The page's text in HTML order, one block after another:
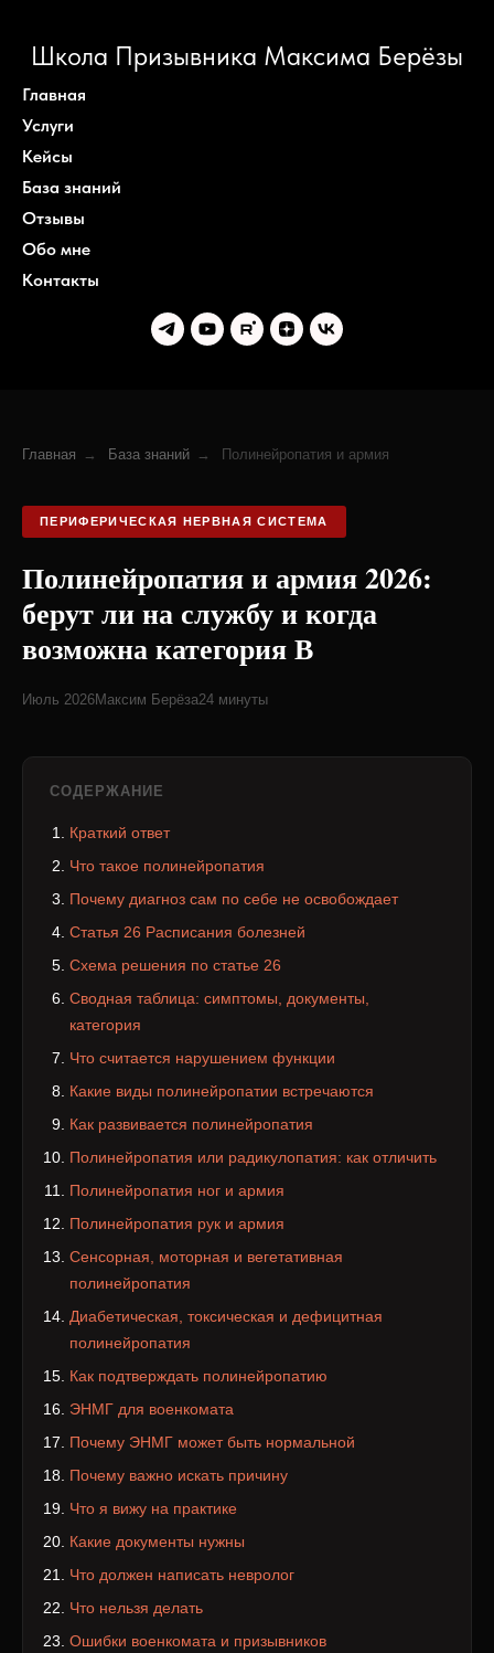
Школа Призывника Максима Берёзы
Главная
Услуги
Кейсы
База знаний
Отзывы
Обо мне
Контакты
Главная → База знаний → Полинейропатия и армия
ПЕРИФЕРИЧЕСКАЯ НЕРВНАЯ СИСТЕМА
Полинейропатия и армия 2026:
берут ли на службу и когда
возможна категория В
Июль 2026Максим Берёза24 минуты
СОДЕРЖАНИЕ
Краткий ответ
Что такое полинейропатия
Почему диагноз сам по себе не освобождает
Статья 26 Расписания болезней
Схема решения по статье 26
Сводная таблица: симптомы, документы,
категория
Что считается нарушением функции
Какие виды полинейропатии встречаются
Как развивается полинейропатия
Полинейропатия или радикулопатия: как отличить
Полинейропатия ног и армия
Полинейропатия рук и армия
Сенсорная, моторная и вегетативная
полинейропатия
Диабетическая, токсическая и дефицитная
полинейропатия
Как подтверждать полинейропатию
ЭНМГ для военкомата
Почему ЭНМГ может быть нормальной
Почему важно искать причину
Что я вижу на практике
Какие документы нужны
Что должен написать невролог
Что нельзя делать
Ошибки военкомата и призывников